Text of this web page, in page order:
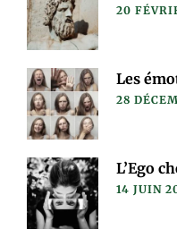
20
Les
28
L’Ego
14 JUIN